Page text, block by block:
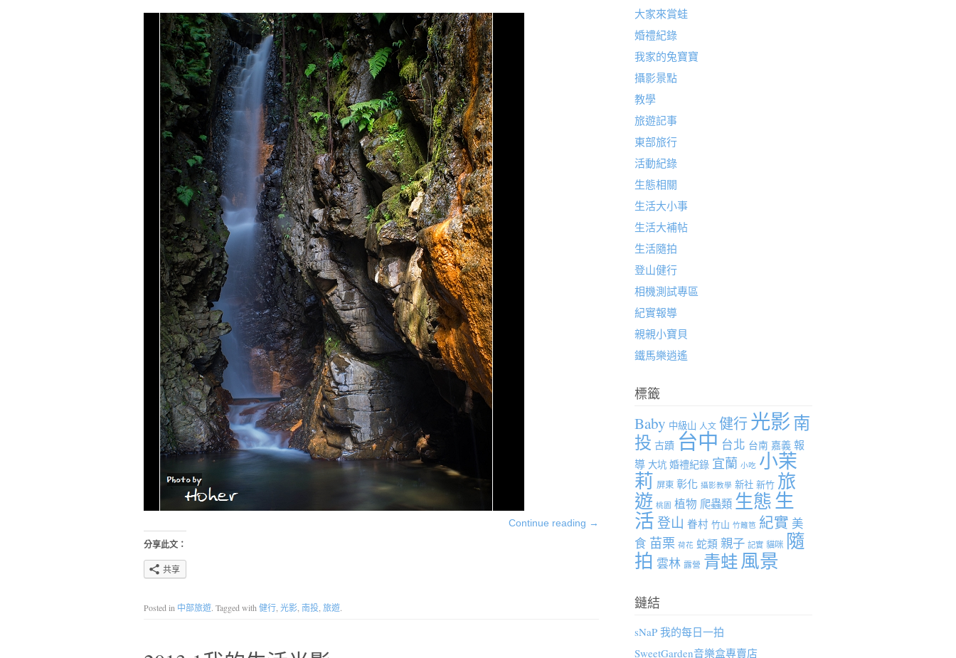
Continue reading →
分享此文：
共享
Posted in 中部旅遊. Tagged with 健行 光影 南投 旅遊.
大家來賞蛙
婚禮紀錄
我家的兔寶寶
攝影景點
教學
旅遊記事
東部旅行
活動紀錄
生態相關
生活大小事
生活大補帖
生活隨拍
登山健行
相機測試專區
紀實報導
親親小寶貝
鐵馬樂逍遙
標籤
Baby 中級山 人文 健行光影南
投 古蹟 台中 台北 台南 嘉義 報
導 大坑 婚禮紀錄 宜蘭 小吃 小茉
莉 屏東 彰化 攝影教學 新社 新竹 旅
遊 桃園 植物 爬蟲類 生態生
活 登山 眷村 竹山 竹籬笆 紀實 美
食 苗栗 荷花 蛇類 親子 記實 貓咪 隨
拍 雲林 露營 青蛙風景
鏈結
sNaP 我的每日一拍
SweetGarden音樂盒專賣店